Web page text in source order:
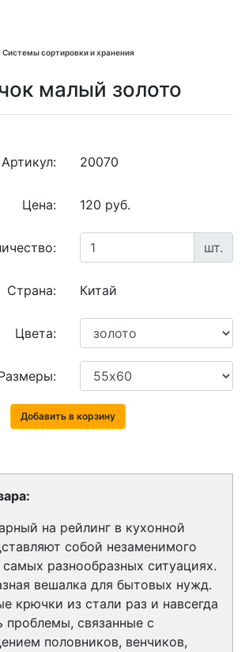
Системы сортировки и хранения
малый золото
Артикул: 20070
Цена: 120 руб.
шт.
Страна: Китай
Цвета:
Добавить в корзину
на рейлинг в кухонной
собой незаменимого
разнообразных ситуациях.
вешалка для бытовых нужд.
крючки из стали раз и навсегда
проблемы, связанные с
половников, венчиков,